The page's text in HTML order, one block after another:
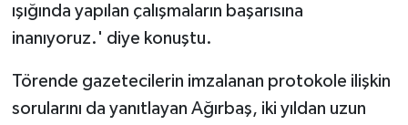
ışığında yapılan çalışmaların başarısına
inanıyoruz.' diye konuştu.
Törende gazetecilerin imzalanan protokole ilişkin
sorularını da yanıtlayan Ağırbaş, iki yıldan uzun